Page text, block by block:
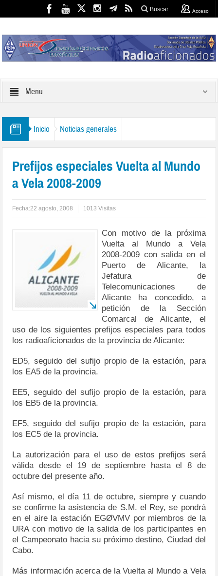
Buscar Acceso
Menu
Inicio Noticias generales
Prefijos especiales Vuelta al Mundo
a Vela 2008-2009
Fecha:22 agosto, 2008 1013 Visitas
Con motivo de la próxima
Vuelta al Mundo a Vela
2008-2009 con salida en el
Puerto de Alicante, la
Jefatura de
Telecomunicaciones de
Alicante ha concedido, a
petición de la Sección
Comarcal de Alicante, el
uso de los siguientes prefijos especiales para todos
los radioaficionados de la provincia de Alicante:
ED5, seguido del sufijo propio de la estación, para
los EA5 de la provincia.
EE5, seguido del sufijo propio de la estación, para
los EB5 de la provincia.
EF5, seguido del sufijo propio de la estación, para
los EC5 de la provincia.
La autorización para el uso de estos prefijos será
válida desde el 19 de septiembre hasta el 8 de
octubre del presente año.
Así mismo, el día 11 de octubre, siempre y cuando
se confirme la asistencia de S.M. el Rey, se pondrá
en el aire la estación EGØVMV por miembros de la
URA con motivo de la salida de los participantes en
el Campeonato hacia su próximo destino, Ciudad del
Cabo.
Más información acerca de la Vuelta al Mundo a Vela